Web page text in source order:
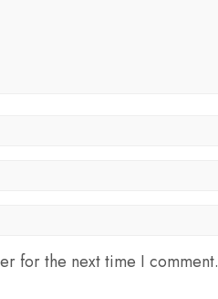
for the next time I comment.